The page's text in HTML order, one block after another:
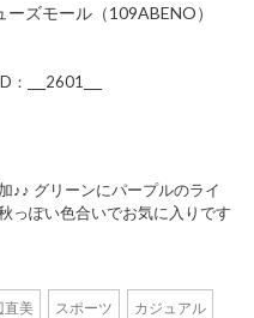
ーズモール（109ABENO）
___2601___
♪♪ グリーンにパープルのライ
っぽい色合いでお気に入りです
直美 スポーツ カジュアル